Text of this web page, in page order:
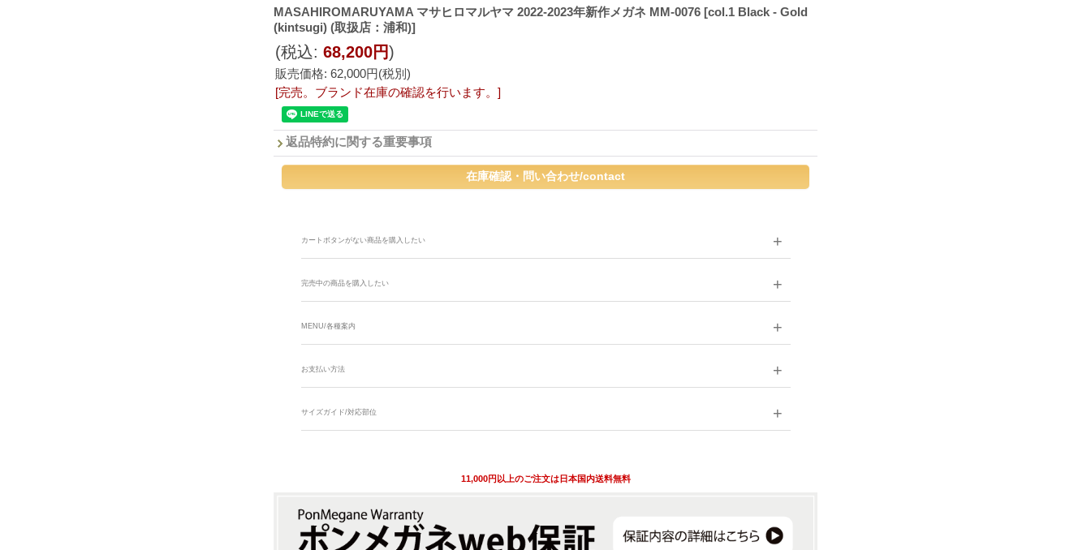
MASAHIROMARUYAMA マサヒロマルヤマ 2022-2023年新作メガネ MM-0076 [col.1 Black - Gold
(kintsugi) (取扱店：浦和)]
販売価格: 62,000円(税別)
(税込: 68,200円)
[完売。ブランド在庫の確認を行います。]
返品特約に関する重要事項
カートボタンがない商品を購入したい
完売中の商品を購入したい
MENU/各種案内
お支払い方法
サイズガイド/対応部位
11,000円以上のご注文は日本国内送料無料